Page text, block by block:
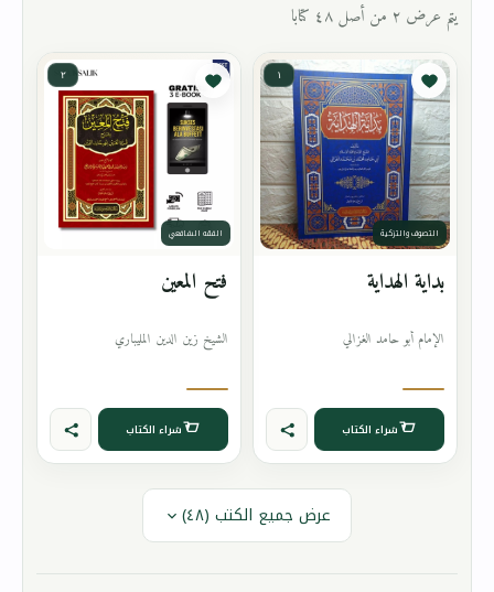
يتم عرض ٢ من أصل ٤٨ كتابا
١
التصوف والتزكية
بداية الهداية
الإمام أبو حامد الغزالي
شراء الكتاب
٢
الفقه الشافعي
فتح المعين
الشيخ زين الدين المليباري
شراء الكتاب
عرض جميع الكتب (٤٨)